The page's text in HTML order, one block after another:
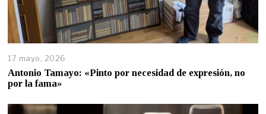
17 mayo, 2026
Antonio Tamayo: «Pinto por necesidad de expresión, no
por la fama»